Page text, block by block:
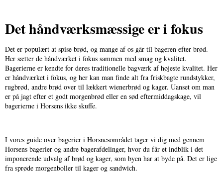
Det håndværksmæssige er i fokus
Det er populært at spise brød, og mange af os går til bageren efter brød.
Her sætter de håndværket i fokus sammen med smag og kvalitet.
Bagerierne er kendte for deres traditionelle bagværk af højeste kvalitet. Her
er håndværket i fokus, og her kan man finde alt fra friskbagte rundstykker,
rugbrød, andre brød over til lækkert wienerbrød og kager. Uanset om man
er på jagt efter et godt morgenbrød eller en sød eftermiddagskage, vil
bagerierne i Horsens ikke skuffe.
I vores guide over bagerier i Horsnesområdet tager vi dig med gennem
Horsens bagerier og andre bagerafdelinger, hvor du får et indblik i det
imponerende udvalg af brød og kager, som byen har at byde på. Det er lige
fra sprøde morgenboller til kager og sandwich.